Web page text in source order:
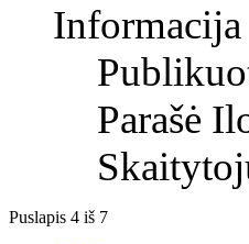
Informacija
Parašė
Puslapis 4 iš 7